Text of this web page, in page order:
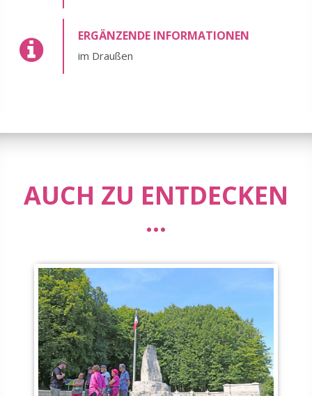
ERGÄNZENDE INFORMATIONEN
im Draußen
AUCH ZU ENTDECKEN
...